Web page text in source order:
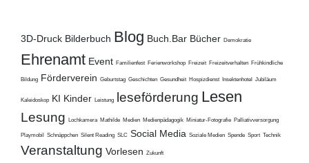
3D-Druck Bilderbuch Blog Buch.Bar Bücher Demokratie
Ehrenamt Event Familienfest Ferienworkshop Freizeit Freizeitverhalten Frühkindliche
Bildung Förderverein Geburtstag Geschichten Gesundheit Hospizdienst Insektenhotel Jubiläum
Kaleidoskop KI Kinder Leistung leseförderung Lesen
Lesung Lochkamera Mathilde Medien Medienpädagogik Miniatur-Fotografie Palliativversorgung
Playmobil Schnäppchen Silent Reading SLC Social Media Soziale Medien Spende Sport Technik
Veranstaltung Vorlesen Zukunft